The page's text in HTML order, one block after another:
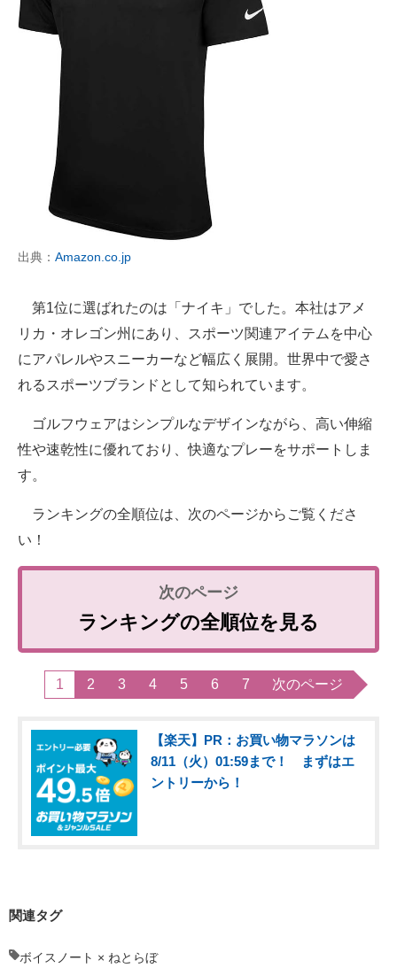
出典： Amazon.co.jp
第1位に選ばれたのは「ナイキ」でした。本社はアメ
リカ・オレゴン州にあり、スポーツ関連アイテムを中心
にアパレルやスニーカーなど幅広く展開。世界中で愛さ
れるスポーツブランドとして知られています。
ゴルフウェアはシンプルなデザインながら、高い伸縮
性や速乾性に優れており、快適なプレーをサポートしま
す。
ランキングの全順位は、次のページからご覧くださ
い！
ランキングの全順位を見る
1 2 3 4 5 6 7 次のページ
【楽天】PR：お買い物マラソンは
8/11（火）01:59まで！ まずはエ
ントリーから！
関連タグ
ボイスノート × ねとらぼ